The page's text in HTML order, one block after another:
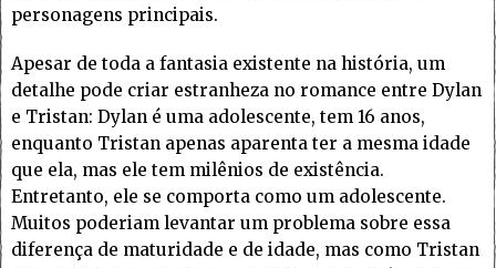
personagens principais.
Apesar de toda a fantasia existente na história, um
detalhe pode criar estranheza no romance entre Dylan
e Tristan: Dylan é uma adolescente, tem 16 anos,
enquanto Tristan apenas aparenta ter a mesma idade
que ela, mas ele tem milênios de existência.
Entretanto, ele se comporta como um adolescente.
Muitos poderiam levantar um problema sobre essa
diferença de maturidade e de idade, mas como Tristan